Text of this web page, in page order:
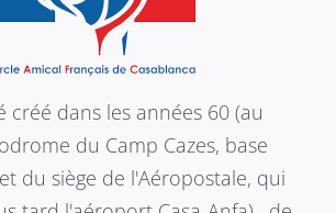
créé dans les années 60 (au
du Camp Cazes, base
du siège de l'Aéropostale, qui